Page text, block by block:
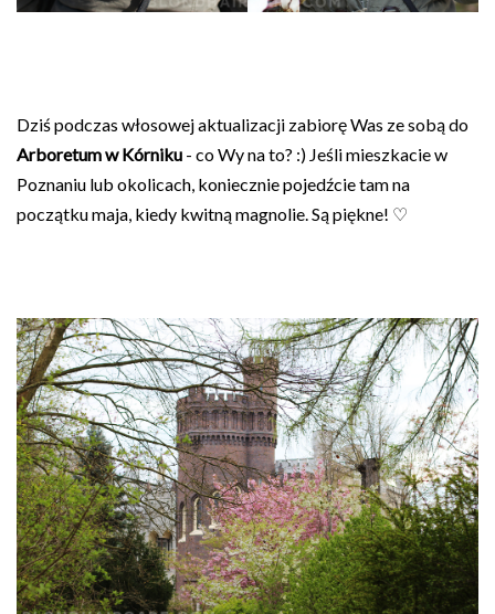
Dziś podczas włosowej aktualizacji zabiorę Was ze sobą do
Arboretum w Kórniku - co Wy na to? :) Jeśli mieszkacie w
Poznaniu lub okolicach, koniecznie pojedźcie tam na
początku maja, kiedy kwitną magnolie. Są piękne! ♡